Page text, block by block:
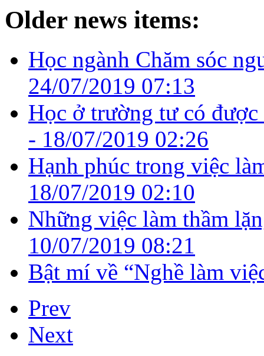
Older news items:
Học ngành Chăm sóc
24/07/2019 07:13
Học ở trường tư có
- 18/07/2019 02:26
Hạnh phúc trong việc
18/07/2019 02:10
Những việc làm thầm
10/07/2019 08:21
Bật mí về “Nghề làm
Prev
Next